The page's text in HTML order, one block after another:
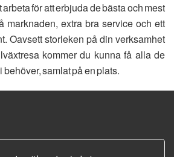
arbeta för att erbjuda de bästa och mest
marknaden, extra bra service och ett
Oavsett storleken på din verksamhet
kommer du kunna få alla de
samlat på en plats.